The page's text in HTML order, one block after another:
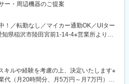
ー・周辺機器のご提案
！／転勤なし／マイカー通勤OK／UIター
県稲沢市陸田宮前1-14-4※営業所より訪
りますが、月に1回程度、出張が発生する
ーン歓迎（補助あり！）※受動喫煙対
キルや経験を考慮の上、決定いたします※
代（月20時間分、月5万円～月7万円）を